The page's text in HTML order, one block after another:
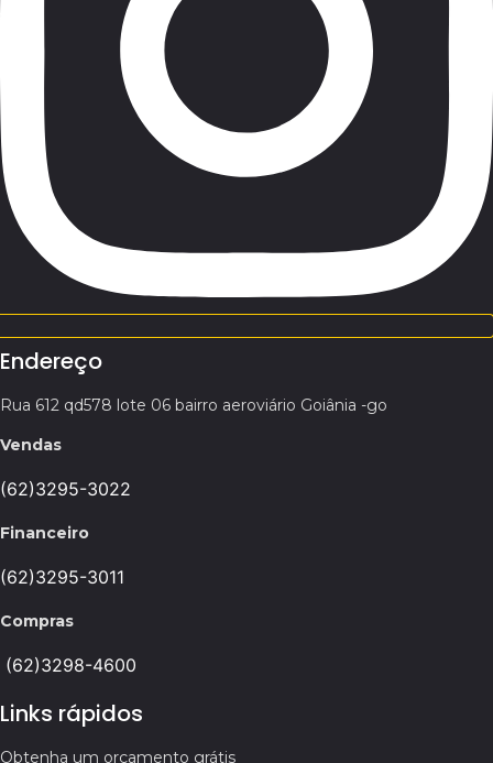
Endereço
Rua 612 qd578 lote 06 bairro aeroviário Goiânia -go
Vendas
(62)3295-3022
Financeiro
(62)3295-3011
Compras
(62)3298-4600
Links rápidos
Obtenha um orçamento grátis